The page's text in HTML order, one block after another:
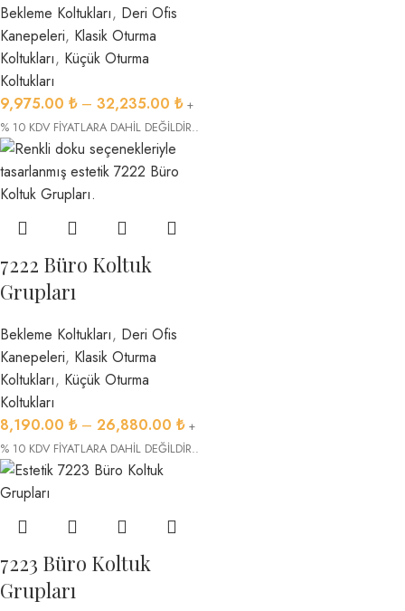
Bekleme Koltukları, Deri Ofis
Kanepeleri, Klasik Oturma
Koltukları, Küçük Oturma
Koltukları
9,975.00 ₺ – 32,235.00 ₺ +
% 10 KDV FİYATLARA DAHİL DEĞİLDİR..
7222 Büro Koltuk
Grupları
Bekleme Koltukları, Deri Ofis
Kanepeleri, Klasik Oturma
Koltukları, Küçük Oturma
Koltukları
8,190.00 ₺ – 26,880.00 ₺ +
% 10 KDV FİYATLARA DAHİL DEĞİLDİR..
7223 Büro Koltuk
Grupları